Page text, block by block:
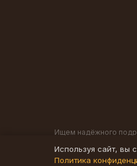
Ищем надёжного
© 2013–2026
Используя сайт, вы
Политика